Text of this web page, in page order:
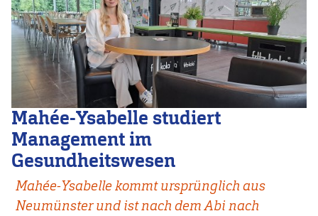
Mahée-Ysabelle studiert
Management im
Gesundheitswesen
Mahée-Ysabelle kommt ursprünglich aus
Neumünster und ist nach dem Abi nach